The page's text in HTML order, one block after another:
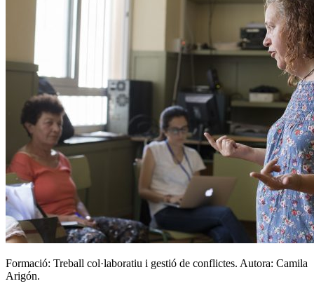
Formació: Treball col·laboratiu i gestió de conflictes. Autora: Camila
Arigón.